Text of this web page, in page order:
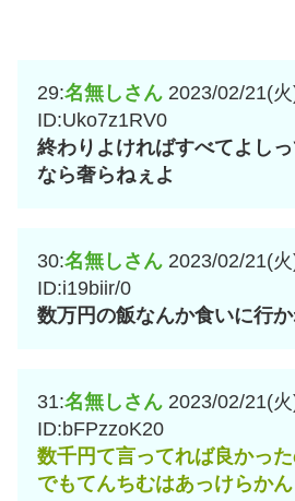
29:名無しさん 2023/02/21(
ID:Uko7z1RV0
終わりよければすべてよし
なら奢らねぇよ
30:名無しさん 2023/02/21(
ID:i19biir/0
数万円の飯なんか食いに行か
31:名無しさん 2023/02/21(
ID:bFPzzoK20
数千円て言ってれば良かっ
でもてんちむはあっけらか